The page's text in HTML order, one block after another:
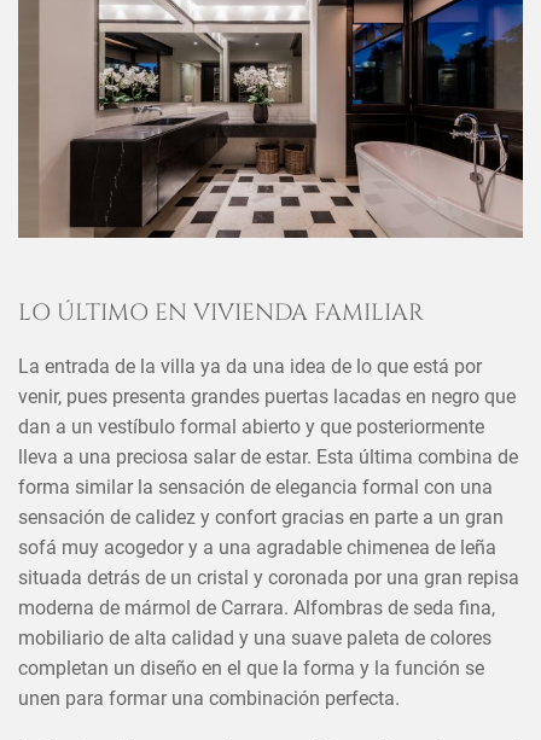
LO ÚLTIMO EN VIVIENDA FAMILIAR
La entrada de la villa ya da una idea de lo que está por
venir, pues presenta grandes puertas lacadas en negro que
dan a un vestíbulo formal abierto y que posteriormente
lleva a una preciosa salar de estar. Esta última combina de
forma similar la sensación de elegancia formal con una
sensación de calidez y confort gracias en parte a un gran
sofá muy acogedor y a una agradable chimenea de leña
situada detrás de un cristal y coronada por una gran repisa
moderna de mármol de Carrara. Alfombras de seda fina,
mobiliario de alta calidad y una suave paleta de colores
completan un diseño en el que la forma y la función se
unen para formar una combinación perfecta.